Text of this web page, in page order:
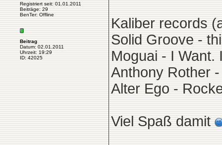
Registriert seit: 01.01.2011
Beiträge: 29
BenTer: Offline
Beitrag
Datum: 02.01.2011
Uhrzeit: 19:29
ID: 42025
Kaliber records
Solid Groove -
Moguai - I Want.
Anthony Rother
Alter Ego -
Viel Spaß damit